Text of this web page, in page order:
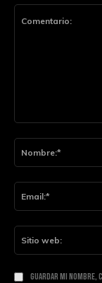
Guardar mi